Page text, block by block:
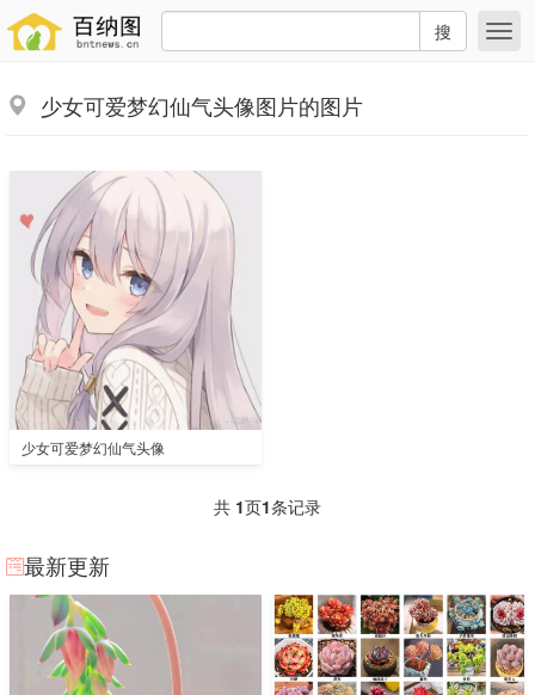
搜
少女可爱梦幻仙气头像图片的图片
少女可爱梦幻仙气头像
共 1页1条记录
最新更新